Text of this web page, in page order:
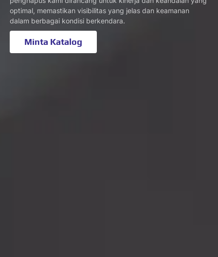
optimal, memastikan visibilitas yang jelas dan keamanan
dalam berbagai kondisi berkendara.
Minta Katalog